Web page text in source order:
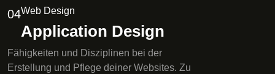
04Web Design
Application Design
Fähigkeiten und Disziplinen bei der
Erstellung und Pflege deiner Websites. Zu